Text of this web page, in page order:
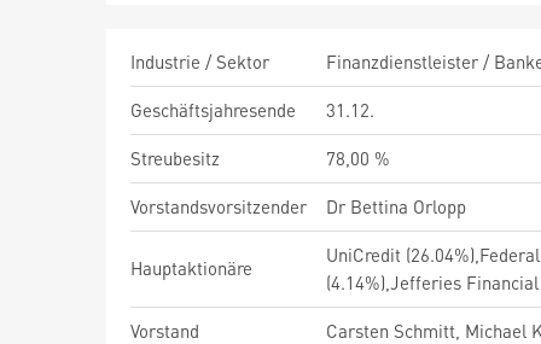
Industrie / Sektor
Finanzdienstleister /
Geschäftsjahresende
31.12.
Streubesitz
78,00 %
Vorstandsvorsitzender
Dr Bettina Orlopp
Hauptaktionäre
UniCredit
(4.14%),Jefferies
Vorstand
Carsten Schmitt, Michael